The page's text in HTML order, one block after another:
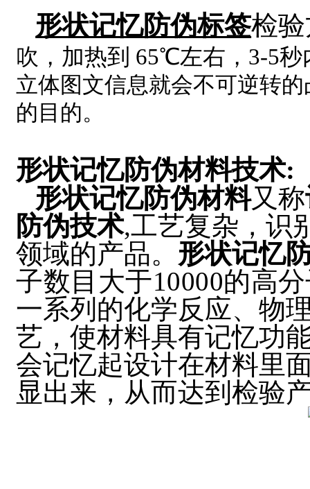
形状记忆防伪标签检
吹，加热到 65℃左右，3-5秒
立体图文信息就会不可逆转
的目的。
形状记忆防伪材料技术:
形状记忆防伪材料又称
防伪技术,工艺复杂，识
领域的产品。 形状记忆
子数目大于10000的高
一系列的化学反应、物
艺，使材料具有记忆功
会记忆起设计在材料里
显出来，从而达到检验